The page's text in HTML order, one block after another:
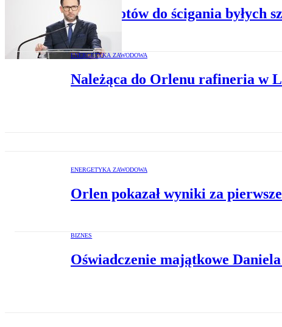
Orlen gotów do ścigania byłych
ENERGETYKA ZAWODOWA
Należąca do Orlenu rafineria w
ENERGETYKA ZAWODOWA
Orlen pokazał wyniki za
BIZNES
Oświadczenie majątkowe